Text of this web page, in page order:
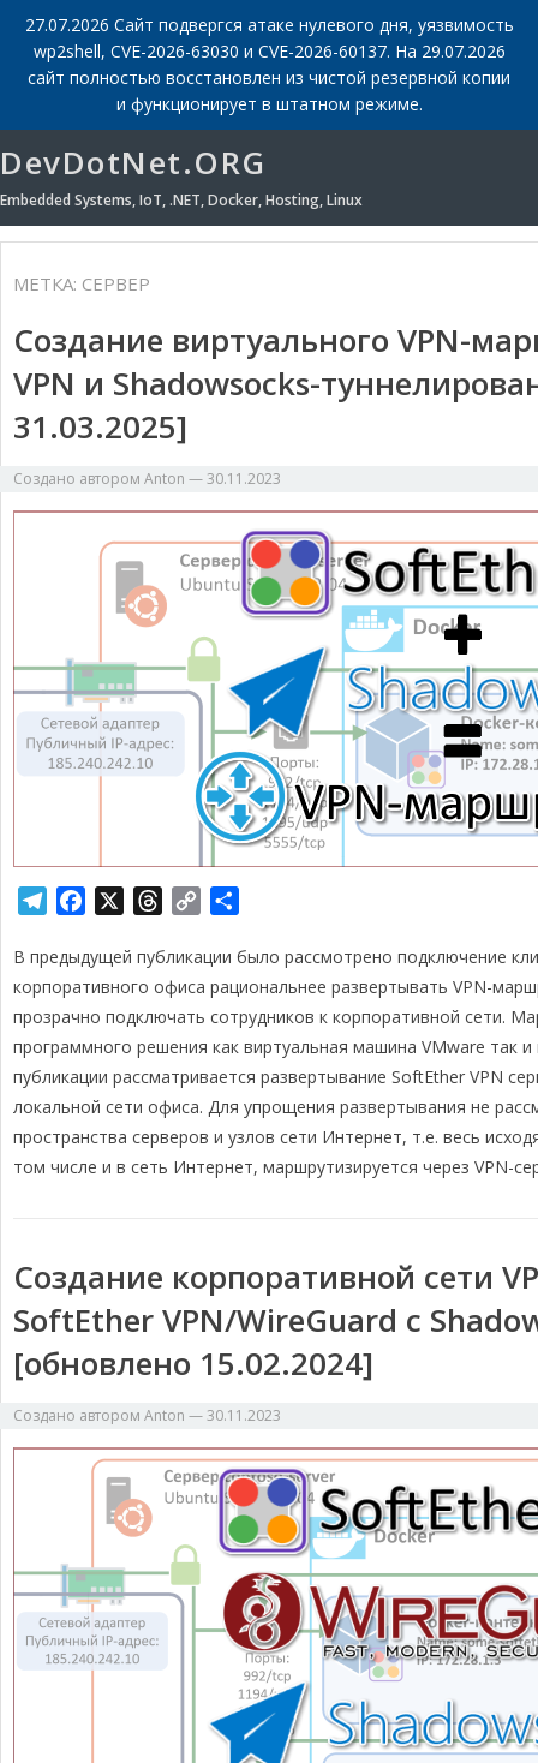
27.07.2026 Сайт подвергся атаке нулевого дня, уязвимость
wp2shell, CVE-2026-63030 и CVE-2026-60137. На 29.07.2026
сайт полностью восстановлен из чистой резервной копии
и функционирует в штатном режиме.
DevDotNet.ORG
Embedded Systems, IoT, .NET, Docker, Hosting, Linux
МЕТКА: СЕРВЕР
Создание виртуального VPN-
VPN и Shadowsocks-
31.03.2025]
Создано автором Anton —30.11.2023
l
e
g
r
a
m
c
e
b
o
o
k
r
e
a
d
s
p
y
L
i
n
k
п
р
а
в
и
т
ь
В предыдущей публикации было рассмотрено подключение
корпоративного офиса рациональнее развертывать VPN-
прозрачно подключать сотрудников к корпоративной сети.
программного решения как виртуальная машина VMware так
публикации рассматривается развертывание SoftEther VPN
локальной сети офиса. Для упрощения развертывания не
пространства серверов и узлов сети Интернет, т.е. весь
том числе и в сеть Интернет, маршрутизируется через VPN-
Создание корпоративной сети
SoftEther VPN/WireGuard с
[обновлено 15.02.2024]
Создано автором Anton —30.11.2023